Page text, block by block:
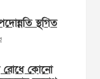
স্থগিত
রোধে কোনো